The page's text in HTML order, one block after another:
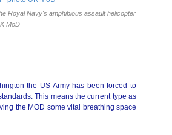
Royal Navy's amphibious assault helicopter
MoD
the US Army has been forced to
This means the current type as
the MOD some vital breathing space